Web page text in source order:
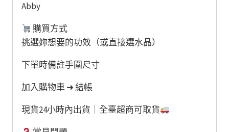
Abby
購買方式
挑選妳想要的功效（或直接選水晶）
下單時備註手圍尺寸
加入購物車 ➜ 結帳
現貨24小時內出貨｜全臺超商可取貨